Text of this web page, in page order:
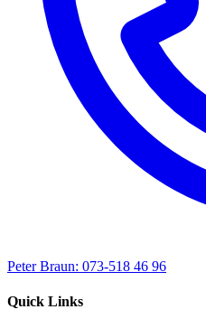
Peter Braun: 073-518 46 96
Quick Links